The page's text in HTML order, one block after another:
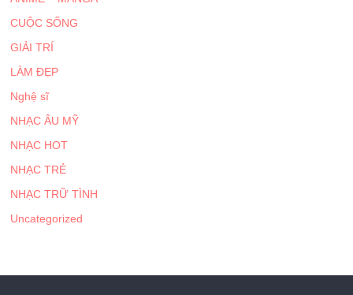
CUỘC SỐNG
GIẢI TRÍ
LÀM ĐẸP
Nghệ sĩ
NHẠC ÂU MỸ
NHẠC HOT
NHẠC TRẺ
NHẠC TRỮ TÌNH
Uncategorized